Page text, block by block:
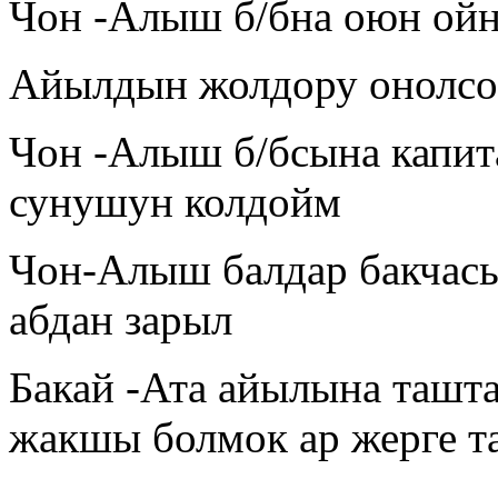
Чон -Алыш б/бна оюн
Айылдын жолдору онолсо
Чон -Алыш б/бсына
сунушун колдойм
Чон-Алыш балдар
абдан зарыл
Бакай -Ата айылына
жакшы болмок ар жерге